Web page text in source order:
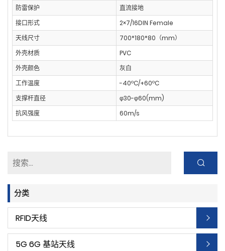
分类
RFID天线
5G 6G 基站天线
防雷保护
直流接地
接口形式
2×7/16DIN Female
天线尺寸
700*180*80（mm）
外壳材质
PVC
外壳颜色
灰白
工作温度
-40ºC/+60ºC
支撑杆直径
φ30-φ60(mm)
抗风强度
60m/s